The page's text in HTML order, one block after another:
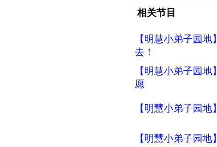
相关节目
【明慧小弟子园
去！
【明慧小弟子园
愿
【明慧小弟子园
【明慧小弟子园